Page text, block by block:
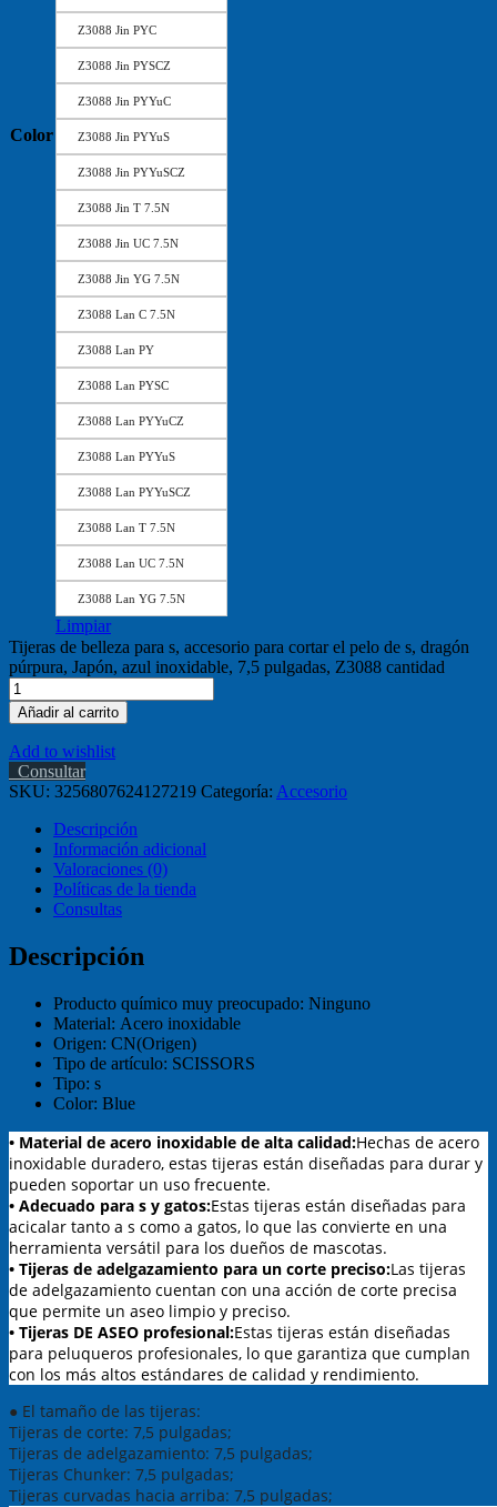
Color
Z3088 Jin PYC
Z3088 Jin PYSCZ
Z3088 Jin PYYuC
Z3088 Jin PYYuS
Z3088 Jin PYYuSCZ
Z3088 Jin T 7.5N
Z3088 Jin UC 7.5N
Z3088 Jin YG 7.5N
Z3088 Lan C 7.5N
Z3088 Lan PY
Z3088 Lan PYSC
Z3088 Lan PYYuCZ
Z3088 Lan PYYuS
Z3088 Lan PYYuSCZ
Z3088 Lan T 7.5N
Z3088 Lan UC 7.5N
Z3088 Lan YG 7.5N
Limpiar
Tijeras de belleza para s, accesorio para cortar el pelo de s, dragón
púrpura, Japón, azul inoxidable, 7,5 pulgadas, Z3088 cantidad
Añadir al carrito
Add to wishlist
Consultar
SKU: 3256807624127219 Categoría: Accesorio
Descripción
Información adicional
Valoraciones (0)
Políticas de la tienda
Consultas
Descripción
Producto químico muy preocupado: Ninguno
Material: Acero inoxidable
Origen: CN(Origen)
Tipo de artículo: SCISSORS
Tipo: s
Color: Blue
• Material de acero inoxidable de alta calidad:Hechas de acero
inoxidable duradero, estas tijeras están diseñadas para durar y
pueden soportar un uso frecuente.
• Adecuado para s y gatos:Estas tijeras están diseñadas para
acicalar tanto a s como a gatos, lo que las convierte en una
herramienta versátil para los dueños de mascotas.
• Tijeras de adelgazamiento para un corte preciso:Las tijeras
de adelgazamiento cuentan con una acción de corte precisa
que permite un aseo limpio y preciso.
• Tijeras DE ASEO profesional:Estas tijeras están diseñadas
para peluqueros profesionales, lo que garantiza que cumplan
con los más altos estándares de calidad y rendimiento.
● El tamaño de las tijeras:
Tijeras de corte: 7,5 pulgadas;
Tijeras de adelgazamiento: 7,5 pulgadas;
Tijeras Chunker: 7,5 pulgadas;
Tijeras curvadas hacia arriba: 7,5 pulgadas;